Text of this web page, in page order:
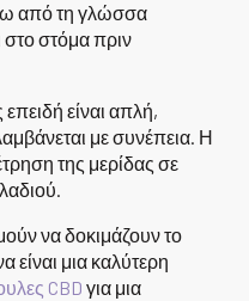
από τη γλώσσα
στο στόμα πριν
είναι απλή,
με συνέπεια. Η
της μερίδας σε
να δοκιμάζουν το
είναι μια καλύτερη
CBD για μια